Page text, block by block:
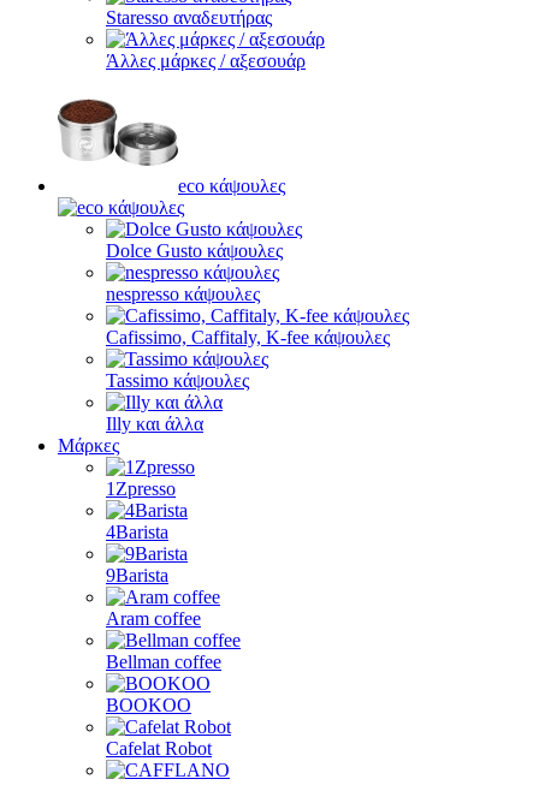
Staresso αναδευτήρας
Άλλες μάρκες / αξεσουάρ
eco κάψουλες
Dolce Gusto κάψουλες
nespresso κάψουλες
Cafissimo, Caffitaly, K-fee κάψουλες
Tassimo κάψουλες
Illy και άλλα
Μάρκες
1Zpresso
4Barista
9Barista
Aram coffee
Bellman coffee
BOOKOO
Cafelat Robot